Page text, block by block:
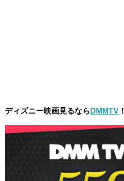
ディズニー映画見るなら DMMTV ！